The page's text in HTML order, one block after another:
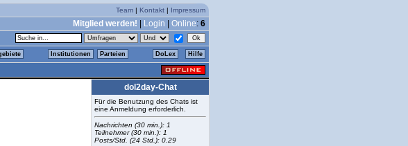
Team | Kontakt | Impressum
Mitglied werden! Login Online: 6
Institutionen Parteien DoLex Hilfe
dol2day-Chat
Für die Benutzung des Chats ist
eine Anmeldung erforderlich.
Nachrichten (30 min.): 1
Teilnehmer (30 min.): 1
Posts/Std. (24 Std.): 0.29